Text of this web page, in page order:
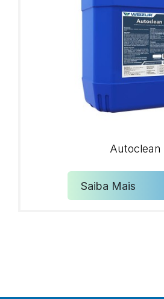
Autoclean
Saiba Mais